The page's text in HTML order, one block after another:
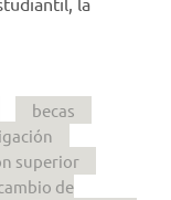
becas
superior
de